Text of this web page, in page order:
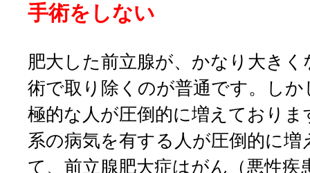
手術をしない
肥大した前立腺が、かなり大き
術で取り除くのが普通です。
しか
極的な人が圧倒的に増えておりま
系の病気を有する人が圧倒的に
て、前立腺肥大症はがん（悪性疾